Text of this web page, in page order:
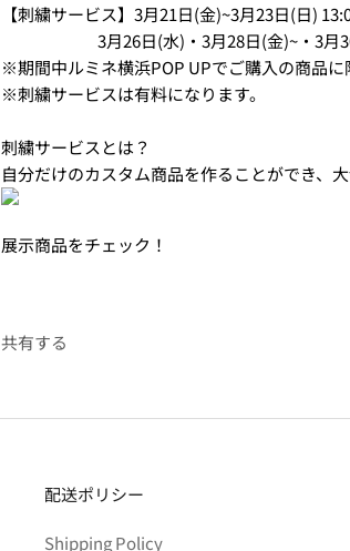
【刺繍サービス】3月21日(金)~3月23日(日)
3月26日(水)・3月28日(金)~・3月30
※期間中ルミネ横浜POP UPでご購⼊の商品に
※刺繍サービスは有料になります。
刺繍サービスとは？
自分だけのカスタム商品を作ることができ、
展示商品をチェック！
共有する
配送ポリシー
Shipping Policy